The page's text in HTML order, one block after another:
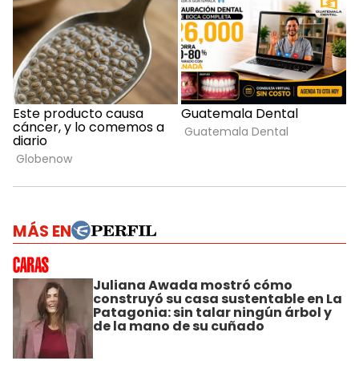
MÁS EN
Juliana Awada mostró cómo
construyó su casa sustentable en La
Patagonia: sin talar ningún árbol y
de la mano de su cuñado